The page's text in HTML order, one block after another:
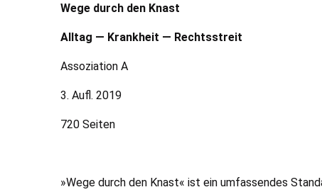
Wege durch den Knast
Alltag — Krankheit — Rechtsstreit
Assoziation A
3. Aufl. 2019
720 Seiten
»Wege durch den Knast« ist ein umfassendes